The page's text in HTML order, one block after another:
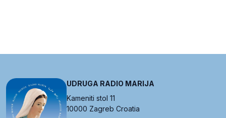
UDRUGA RADIO MARIJA
Kameniti stol 11
10000 Zagreb Croatia